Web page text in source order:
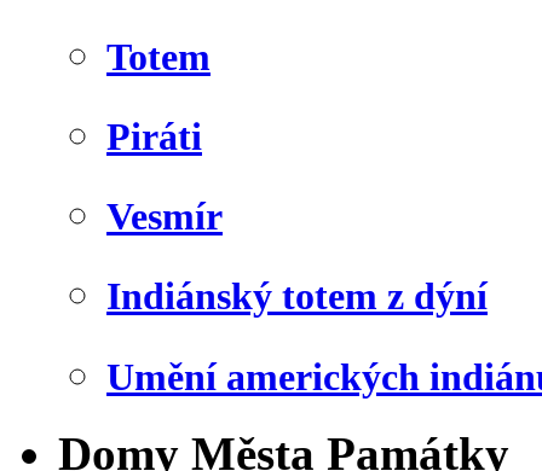
Totem
Piráti
Vesmír
Indiánský totem z dýní
Umění amerických
Domy Města Památky